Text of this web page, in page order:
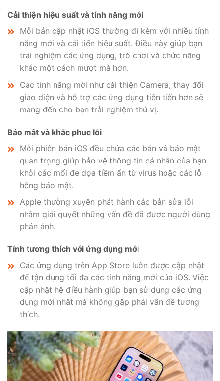
Cải thiện hiệu suất và tính năng mới
Mỗi bản cập nhật iOS thường đi kèm với nhiều tính
năng mới và cải tiến hiệu suất. Điều này giúp bạn
trải nghiệm các ứng dụng, trò chơi và chức năng
khác một cách mượt mà hơn.
Các tính năng mới như cải thiện Camera, thay đổi
giao diện và hỗ trợ các ứng dụng tiên tiến hơn sẽ
mang đến cho bạn trải nghiệm thú vị.
Bảo mật và khắc phục lỗi
Mỗi phiên bản iOS đều chứa các bản vá bảo mật
quan trọng giúp bảo vệ thông tin cá nhân của bạn
khỏi các mối đe dọa tiềm ẩn từ virus hoặc các lỗ
hổng bảo mật.
Apple thường xuyên phát hành các bản sửa lỗi
nhằm giải quyết những vấn đề đã được người dùng
phản ánh.
Tính tương thích với ứng dụng mới
Các ứng dụng trên App Store luôn được cập nhật
để tận dụng tối đa các tính năng mới của iOS. Việc
cập nhật hệ điều hành giúp bạn sử dụng các ứng
dụng mới nhất mà không gặp phải vấn đề tương
thích.